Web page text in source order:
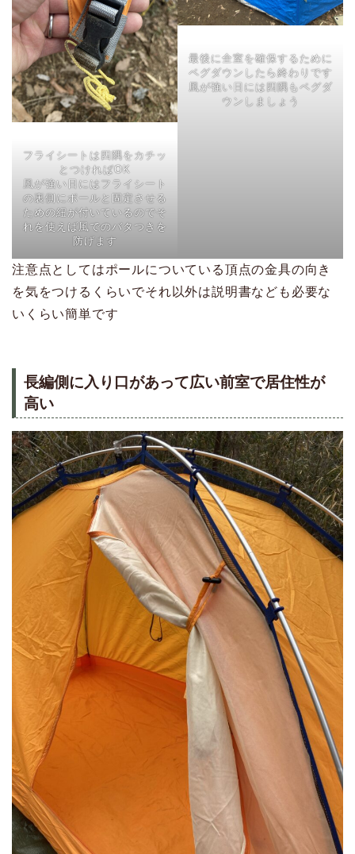
フライシートは四隅をカチッ
とつければOK
風が強い日にはフライシート
の裏側にポールと固定させる
ための紐が付いているのでそ
れを使えば風でのバタつきを
防げます
最後に全室を確保するために
ペグダウンしたら終わりです
風が強い日には四隅もペグダ
ウンしましょう
注意点としてはポールについている頂点の金具の向き
を気をつけるくらいでそれ以外は説明書なども必要な
いくらい簡単です
長編側に入り口があって広い前室で居住性が
高い